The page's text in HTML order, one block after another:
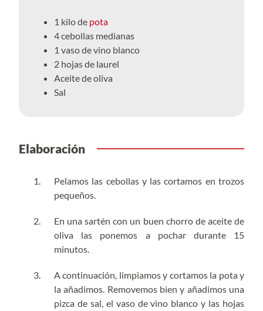
1 kilo de pota
4 cebollas medianas
1 vaso de vino blanco
2 hojas de laurel
Aceite de oliva
Sal
Elaboración
Pelamos las cebollas y las cortamos en trozos
pequeños.
En una sartén con un buen chorro de aceite de
oliva las ponemos a pochar durante 15
minutos.
A continuación, limpiamos y cortamos la pota y
la añadimos. Removemos bien y añadimos una
pizca de sal, el vaso de vino blanco y las hojas